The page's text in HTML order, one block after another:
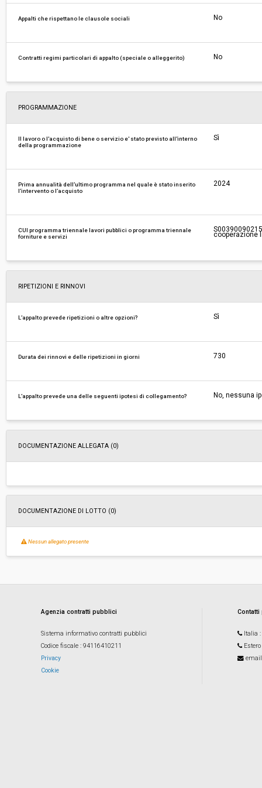
Appalti che rispettano le clausole sociali No
Contratti regimi particolari di appalto (speciale o alleggerito) No
PROGRAMMAZIONE
Il lavoro o l'acquisto di bene o servizio e' stato previsto all'interno
della programmazione
Sì
Prima annualità dell’ultimo programma nel quale è stato inserito
l’intervento o l’acquisto
2024
CUI programma triennale lavori pubblici o programma triennale
forniture e servizi
cooperazione
RIPETIZIONI E RINNOVI
L’appalto prevede ripetizioni o altre opzioni? Sì
Durata dei rinnovi e delle ripetizioni in giorni 730
L’appalto prevede una delle seguenti ipotesi di collegamento? No, nessuna
DOCUMENTAZIONE ALLEGATA (0)
DOCUMENTAZIONE DI LOTTO (0)
Nessun allegato presente
Agenzia contratti pubblici
Sistema informativo contratti pubblici
Codice fiscale : 94116410211
Privacy
Cookie
Italia
Estero
email